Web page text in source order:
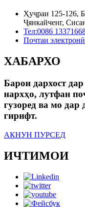
Ҳуҷраи 125-126,
Ҷянкайченг,
Тел:0086
Почтаи
ХАБАРХО
Барои дархост
нархҳо, лутфан
гузоред ва мо дар
гирифт.
АКНУН ПУРСЕД
ИЧТИМОИ